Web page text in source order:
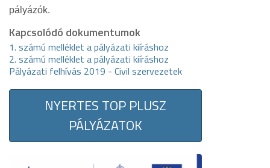
pályázók.
Kapcsolódó dokumentumok
1. számú melléklet a pályázati kiíráshoz
2. számú melléklet a pályázati kiíráshoz
Pályázati felhívás 2019 - Civil szervezetek
NYERTES TOP PLUSZ
PÁLYÁZATOK